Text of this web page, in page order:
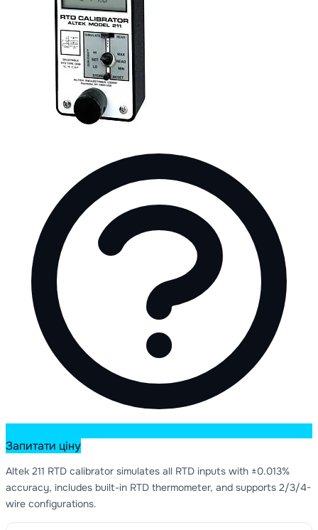
Запитати ціну
Altek 211 RTD calibrator simulates all RTD inputs with ±0.013%
accuracy, includes built-in RTD thermometer, and supports 2/3/4-
wire configurations.